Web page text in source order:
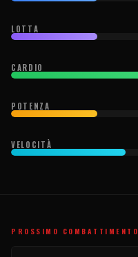
LOTTA
CARDIO
POTENZA
VELOCITÀ
PROSSIMO COMBATTIMENTO